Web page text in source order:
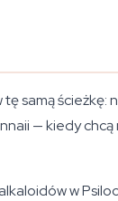
samą ścieżkę:
— kiedy
w